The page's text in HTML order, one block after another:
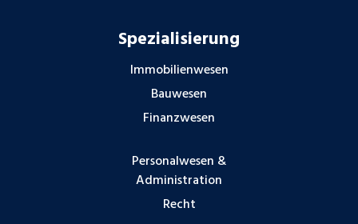
Spezialisierung
Immobilienwesen
Bauwesen
Finanzwesen
Personalwesen &
Administration
Recht